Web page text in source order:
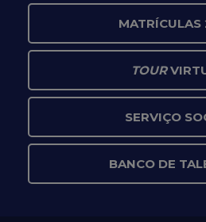
TOUR
SERVIÇO
BANCO DE